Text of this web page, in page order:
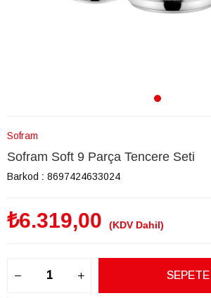
Sofram
Sofram Soft 9 Parça Tencere Seti
Barkod : 8697424633024
₺6.319,00 (KDV Dahil)